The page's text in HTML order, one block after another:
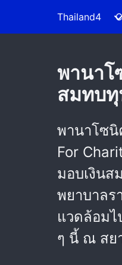
Thailand4
พานาโ
สมทบทุ
พานาโซนิ
For
มอบเงินส
พยาบาล
แวดล้อมไ
ๆ นี้ ณ สย